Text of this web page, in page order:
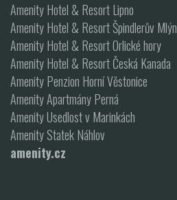
Amenity Hotel & Resort Lipno
Amenity Hotel & Resort Špindlerův Mlýn
Amenity Hotel & Resort Orlické hory
Amenity Hotel & Resort Česká Kanada
Amenity Penzion Horní Věstonice
Amenity Apartmány Perná
Amenity Usedlost v Marinkách
Amenity Statek Náhlov
amenity.cz